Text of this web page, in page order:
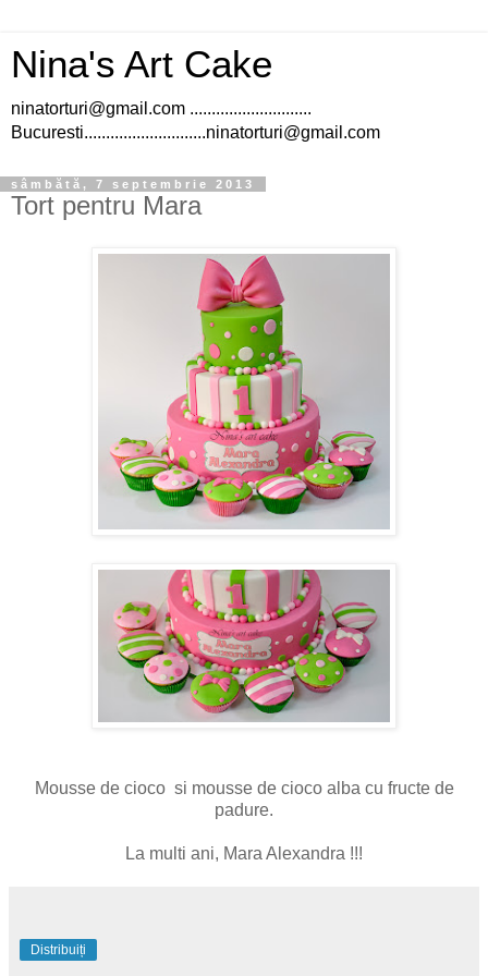
Nina's Art Cake
ninatorturi@gmail.com ............................
Bucuresti............................ninatorturi@gmail.com
sâmbătă, 7 septembrie 2013
Tort pentru Mara
Mousse de cioco si mousse de cioco alba cu fructe de
padure.
La multi ani, Mara Alexandra !!!
Distribuiți